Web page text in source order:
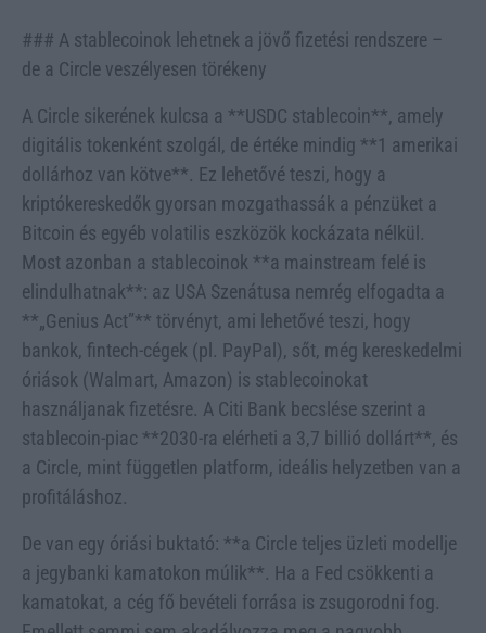
### A stablecoinok lehetnek a jövő fizetési rendszere –
de a Circle veszélyesen törékeny
A Circle sikerének kulcsa a **USDC stablecoin**, amely
digitális tokenként szolgál, de értéke mindig **1 amerikai
dollárhoz van kötve**. Ez lehetővé teszi, hogy a
kriptókereskedők gyorsan mozgathassák a pénzüket a
Bitcoin és egyéb volatilis eszközök kockázata nélkül.
Most azonban a stablecoinok **a mainstream felé is
elindulhatnak**: az USA Szenátusa nemrég elfogadta a
**„Genius Act”** törvényt, ami lehetővé teszi, hogy
bankok, fintech-cégek (pl. PayPal), sőt, még kereskedelmi
óriások (Walmart, Amazon) is stablecoinokat
használjanak fizetésre. A Citi Bank becslése szerint a
stablecoin-piac **2030-ra elérheti a 3,7 billió dollárt**, és
a Circle, mint független platform, ideális helyzetben van a
profitáláshoz.
De van egy óriási buktató: **a Circle teljes üzleti modellje
a jegybanki kamatokon múlik**. Ha a Fed csökkenti a
kamatokat, a cég fő bevételi forrása is zsugorodni fog.